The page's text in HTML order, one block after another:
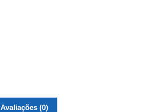
Avaliações (0)